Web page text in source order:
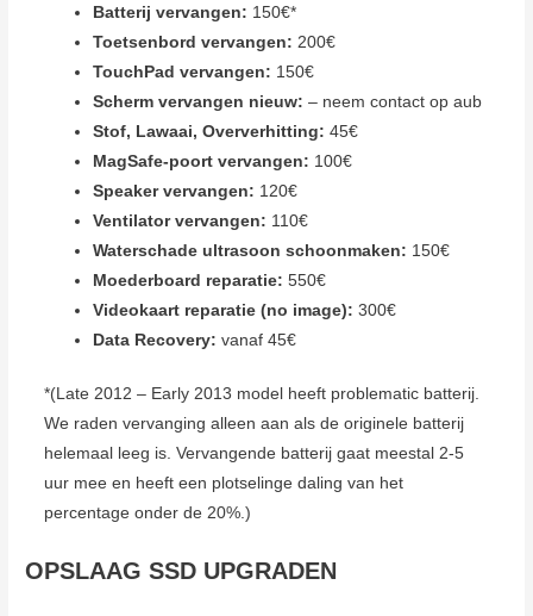
Batterij vervangen: 150€*
Toetsenbord vervangen: 200€
TouchPad vervangen: 150€
Scherm vervangen nieuw: – neem contact op aub
Stof, Lawaai, Oververhitting: 45€
MagSafe-poort vervangen: 100€
Speaker vervangen: 120€
Ventilator vervangen: 110€
Waterschade ultrasoon schoonmaken: 150€
Moederboard reparatie: 550€
Videokaart reparatie (no image): 300€
Data Recovery: vanaf 45€
*(Late 2012 – Early 2013 model heeft problematic batterij.
We raden vervanging alleen aan als de originele batterij
helemaal leeg is. Vervangende batterij gaat meestal 2-5
uur mee en heeft een plotselinge daling van het
percentage onder de 20%.)
OPSLAAG SSD UPGRADEN